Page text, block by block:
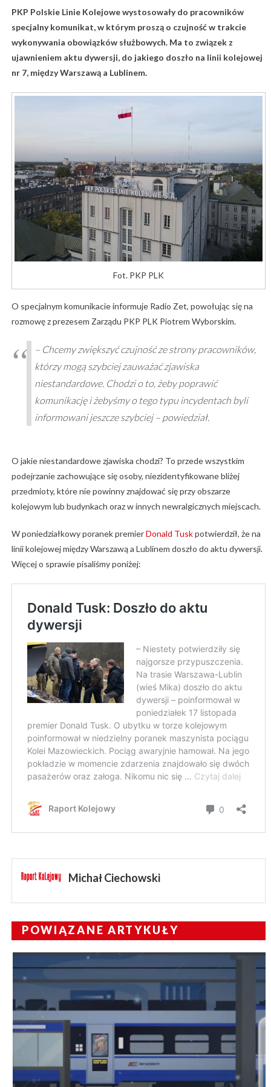
PKP Polskie Linie Kolejowe wystosowały do pracowników
specjalny komunikat, w którym proszą o czujność w trakcie
wykonywania obowiązków służbowych. Ma to związek z
ujawnieniem aktu dywersji, do jakiego doszło na linii kolejowej
nr 7, między Warszawą a Lublinem.
Fot. PKP PLK
O specjalnym komunikacie informuje Radio Zet, powołując się na
rozmowę z prezesem Zarządu PKP PLK Piotrem Wyborskim.
– Chcemy zwiększyć czujność ze strony pracowników,
którzy mogą szybciej zauważać zjawiska
niestandardowe. Chodzi o to, żeby poprawić
komunikację i żebyśmy o tego typu incydentach byli
informowani jeszcze szybciej – powiedział.
O jakie niestandardowe zjawiska chodzi? To przede wszystkim
podejrzanie zachowujące się osoby, niezidentyfikowane bliżej
przedmioty, które nie powinny znajdować się przy obszarze
kolejowym lub budynkach oraz w innych newralgicznych miejscach.
W poniedziałkowy poranek premierDonald Tuskpotwierdził, że na
linii kolejowej między Warszawą a Lublinem doszło do aktu dywersji.
Więcej o sprawie pisaliśmy poniżej:
Michał Ciechowski
POWIĄZANE ARTYKUŁY